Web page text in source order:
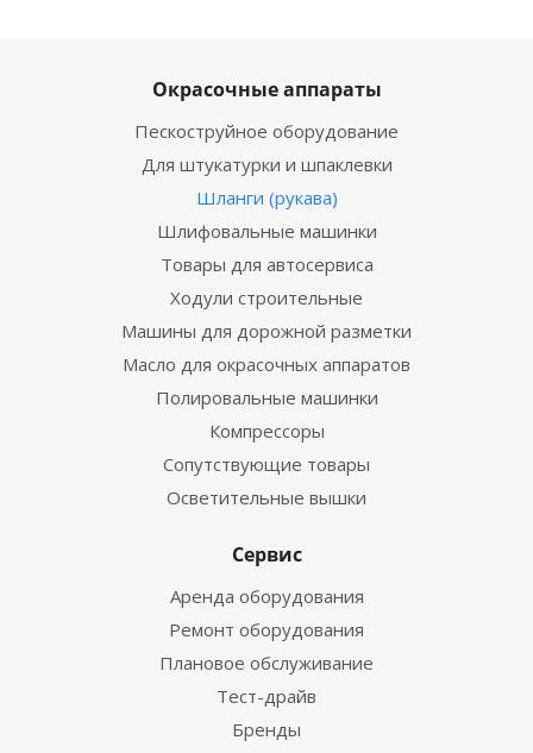
Окрасочные аппараты
Пескоструйное оборудование
Для штукатурки и шпаклевки
Шланги (рукава)
Шлифовальные машинки
Товары для автосервиса
Ходули строительные
Машины для дорожной разметки
Масло для окрасочных аппаратов
Полировальные машинки
Компрессоры
Сопутствующие товары
Осветительные вышки
Сервис
Аренда оборудования
Ремонт оборудования
Плановое обслуживание
Тест-драйв
Бренды